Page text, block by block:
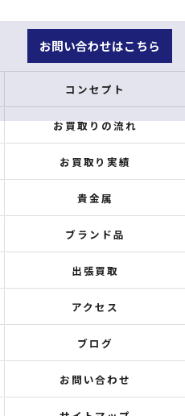
お問い合わせはこちら
コンセプト
お買取りの流れ
お買取り実績
貴金属
ブランド品
出張買取
アクセス
ブログ
お問い合わせ